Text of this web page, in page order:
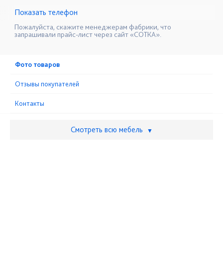
☎+7(351)247-92-72
Показать телефон
Пожалуйста, скажите менеджерам фабрики, что
запрашивали прайс-лист через сайт «СОТКА».
Фото товаров
Отзывы покупателей
Контакты
Смотреть всю мебель ▼